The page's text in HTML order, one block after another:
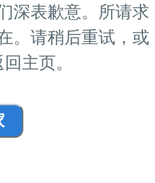
深表歉意。所请求
。请稍后重试，或
主页。